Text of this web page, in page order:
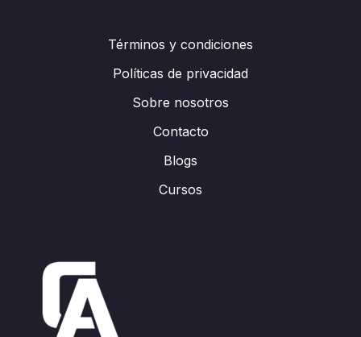
Términos y condiciones
Políticas de privacidad
Sobre nosotros
Contacto
Blogs
Cursos